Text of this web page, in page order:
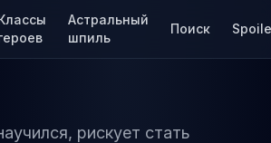
Астральный
шпиль
Поиск
рискует стать